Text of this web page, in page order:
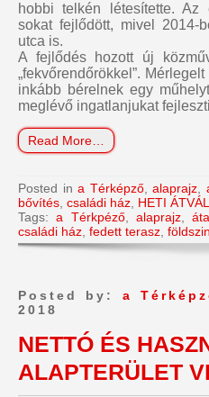
hobbi telkén létesítette.
sokat fejlődött, mivel 2014-
utca is.
A fejlődés hozott új
„fekvőrendőrökkel”.
inkább bérelnek egy
meglévő ingatlanjukat
Read More…
Posted in a Térképző, alaprajz
bővítés családi ház HETI
Tags:a Térkpéző,alaprajz ,
családi ház fedett terasz
Posted by: a
2018
NETTÓ ÉS
ALAPTERÜLET